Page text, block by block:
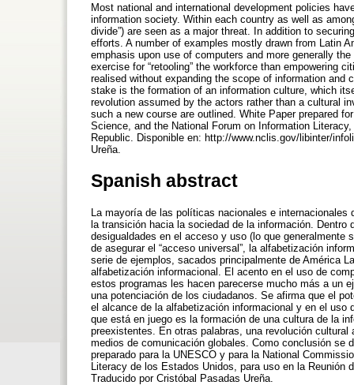
Most national and international development policies
information society. Within each country as well as
divide”) are seen as a major threat. In addition to
efforts. A number of examples mostly drawn from Latin
emphasis upon use of computers and more generally
exercise for “retooling” the workforce than empowering
realised without expanding the scope of information
stake is the formation of an information culture, which
revolution assumed by the actors rather than a cultural
such a new course are outlined. White Paper prepared
Science, and the National Forum on Information
Republic. Disponible en: http://www.nclis.gov/libinter/
Ureña.
Spanish abstract
La mayoría de las políticas nacionales e
la transición hacia la sociedad de la información.
desigualdades en el acceso y uso (lo que generalmente
de asegurar el “acceso universal”, la alfabetización
serie de ejemplos, sacados principalmente de América
alfabetización informacional. El acento en el uso de
estos programas les hacen parecerse mucho más a un
una potenciación de los ciudadanos. Se afirma que el
el alcance de la alfabetización informacional y en el
que está en juego es la formación de una cultura de la
preexistentes. En otras palabras, una revolución
medios de comunicación globales. Como conclusión se
preparado para la UNESCO y para la National
Literacy de los Estados Unidos, para uso en la
Traducido por Cristóbal Pasadas Ureña.